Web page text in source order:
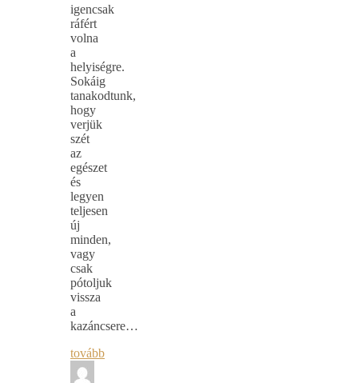
igencsak
ráfért
volna
a
helyiségre.
Sokáig
tanakodtunk,
hogy
verjük
szét
az
egészet
és
legyen
teljesen
új
minden,
vagy
csak
pótoljuk
vissza
a
kazáncsere…
tovább